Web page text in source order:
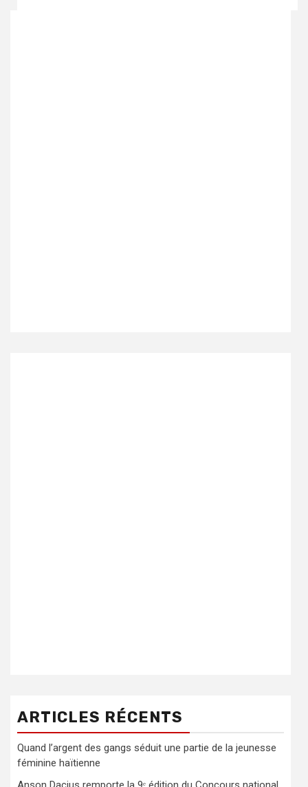
ARTICLES RÉCENTS
Quand l’argent des gangs séduit une partie de la jeunesse
féminine haïtienne